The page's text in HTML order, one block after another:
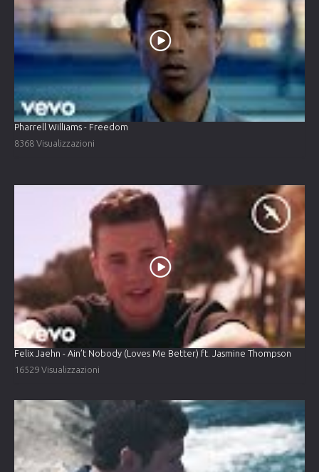
Pharrell Williams - Freedom
8368 Visualizzazioni
Felix Jaehn - Ain’t Nobody (Loves Me Better) ft. Jasmine Thompson
16529 Visualizzazioni